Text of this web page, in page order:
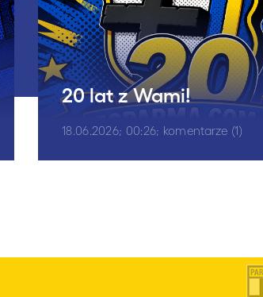
20 lat z Wami!
18.06.2026; 00:26; komentarze (1)